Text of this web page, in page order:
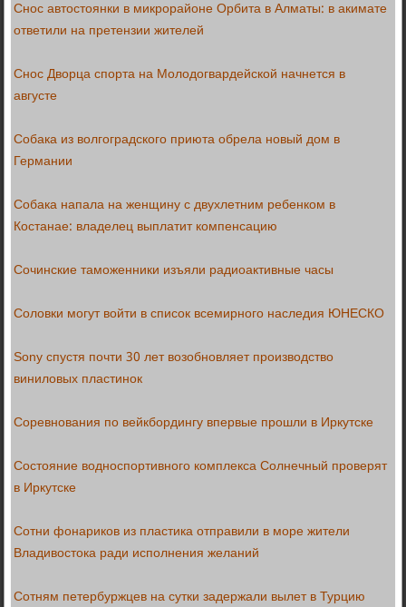
Снос автостоянки в микрорайоне Орбита в Алматы: в акимате
ответили на претензии жителей
Снос Дворца спорта на Молодогвардейской начнется в
августе
Собака из волгоградского приюта обрела новый дом в
Германии
Собака напала на женщину с двухлетним ребенком в
Костанае: владелец выплатит компенсацию
Сочинские таможенники изъяли радиоактивные часы
Соловки могут войти в список всемирного наследия ЮНЕСКО
Sony спустя почти 30 лет возобновляет производство
виниловых пластинок
Соревнования по вейкбордингу впервые прошли в Иркутске
Состояние водноспортивного комплекса Солнечный проверят
в Иркутске
Сотни фонариков из пластика отправили в море жители
Владивостока ради исполнения желаний
Сотням петербуржцев на сутки задержали вылет в Турцию